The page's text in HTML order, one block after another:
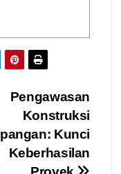
Pengawasan
Konstruksi
Kunci
Keberhasilan